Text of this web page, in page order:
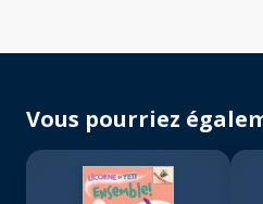
Vous pourriez